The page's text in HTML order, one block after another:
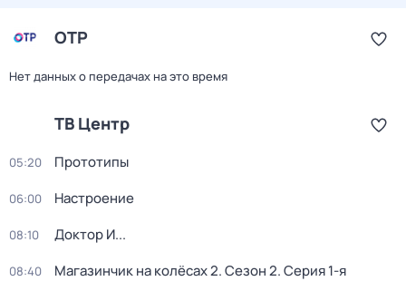
ОТР
Нет данных о передачах на это время
ТВ Центр
05:20 Прототипы
06:00 Настроение
08:10 Доктор И...
08:40 Магазинчик на колёсах 2. Сезон 2. Серия 1-я